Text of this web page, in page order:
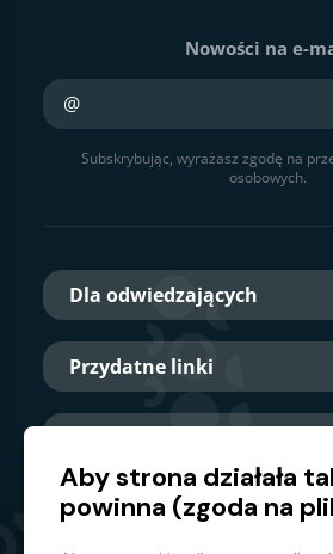
Nowości na e-
Subskrybując, wyrażasz zgodę na
osobowych.
Dla odwiedzających
Przydatne linki
Główny partner
Aby strona działała
powinna (zgoda na